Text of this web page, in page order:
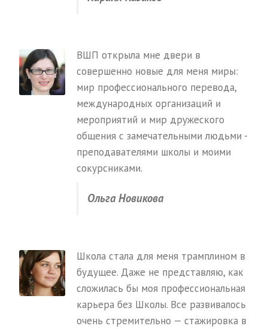
ВШП открыла мне двери в
совершенно новые для меня миры:
мир профессионального перевода,
международных организаций и
мероприятий и мир дружеского
общения с замечательными людьми -
преподавателями школы и моими
сокурсниками.
Ольга Новикова
Школа стала для меня трамплином в
будущее. Даже не представляю, как
сложилась бы моя профессиональная
карьера без Школы. Все развивалось
очень стремительно — стажировка в